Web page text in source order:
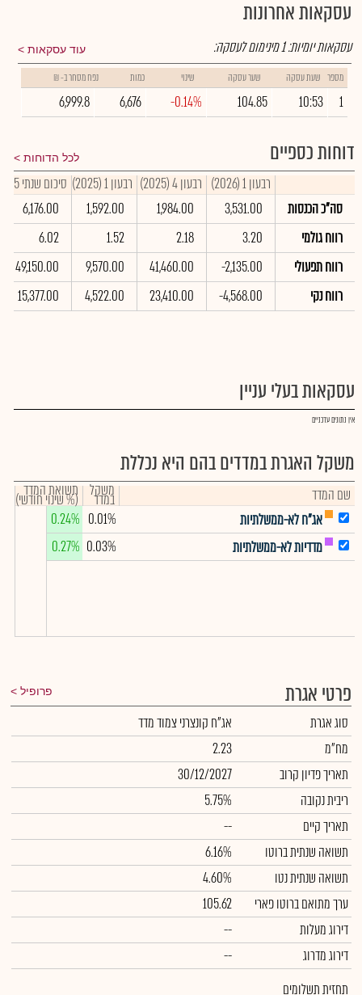
עסקאות אחרונות
עוד עסקאות עסקאות יומיות:1מינימום לעסקה:
מספר שעת עסקה שער עסקה שינוי כמות נפח מסחר ב- ₪
1
10:53
104.85
-0.14%
6,676
6,999.8
דוחות כספיים לכל הדוחות
רבעון 1 (2026) רבעון 4 (2025) רבעון 1 (2025)
סיכום שנתי 2025
סה"כ הכנסות
3,531.00
1,984.00
1,592.00
6,176.00
רווח גולמי
3.20
2.18
1.52
6.02
רווח תפעולי
-2,135.00
41,460.00
9,570.00
49,150.00
רווח נקי
-4,568.00
23,410.00
4,522.00
15,377.00
עסקאות בעלי עניין
אין נתונים עדכניים
משקל האגרת במדדים בהם היא נכללת
שם המדד משקל
במדד תשואת המדד
(% שינוי חודשי)
אג"ח לא-ממשלתיות
0.01%
0.24%
מדדיות לא-ממשלתיות
0.03%
0.27%
פרטי אגרת פרופיל
סוג אגרת
אג"ח קונצרני צמוד מדד
מח"מ
2.23
תאריך פדיון קרוב
30/12/2027
ריבית נקובה
5.75%
תאריך קיים
--
תשואה שנתית ברוטו
6.16%
תשואה שנתית נטו
4.60%
ערך מתואם ברוטו פארי
105.62
דירוג מעלות
--
דירוג מדרוג
--
תחזית תשלומים